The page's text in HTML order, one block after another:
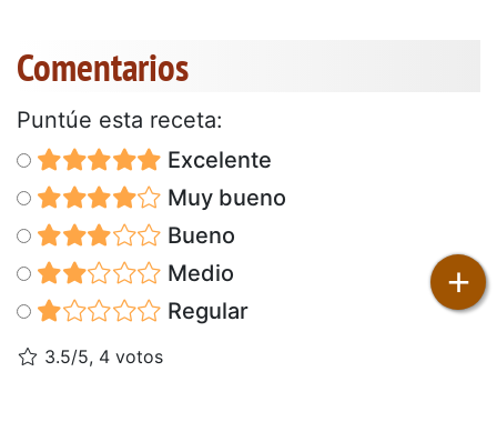
Comentarios
Puntúe esta receta:
Excelente
Muy bueno
Bueno
Medio
Regular
3.5/5, 4 votos
+